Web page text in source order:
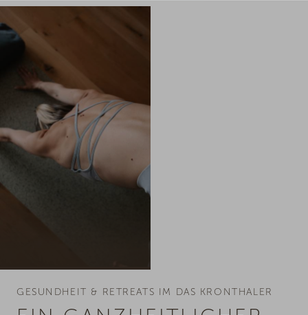
GESUNDHEIT & RETREATS IM DAS KRONTHALER